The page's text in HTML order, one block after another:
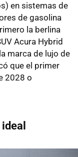
en sistemas de
de gasolina
la berlina
Acura Hybrid
marca de lujo de
que el primer
2028 o